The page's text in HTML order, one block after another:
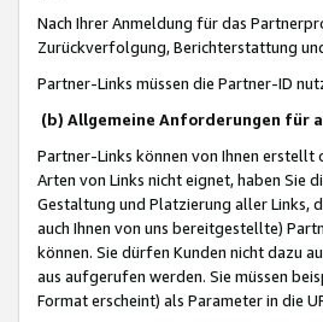
Nach Ihrer Anmeldung für das
Zurückverfolgung, Berichterstattung
Partner-Links müssen die Partner-ID
(b) Allgemeine Anforderungen für
Partner-Links können von Ihnen
Arten von Links nicht eignet, haben Sie
Gestaltung und Platzierung aller Links,
auch Ihnen von uns bereitgestellte)
können. Sie dürfen Kunden nicht dazu
aus aufgerufen werden. Sie müssen
Format erscheint) als Parameter in die